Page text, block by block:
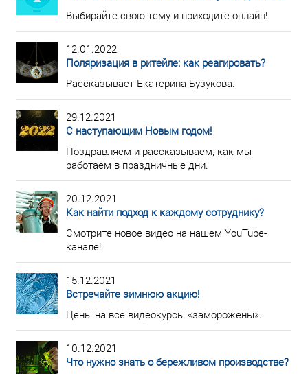
Выбирайте свою тему и приходите онлайн!
12.01.2022
Поляризация в ритейле: как реагировать?
Рассказывает Екатерина Бузукова.
29.12.2021
С наступающим Новым годом!
Поздравляем и рассказываем, как мы
работаем в праздничные дни.
20.12.2021
Как найти подход к каждому сотруднику?
Смотрите новое видео на нашем YouTube-
канале!
15.12.2021
Встречайте зимнюю акцию!
Цены на все видеокурсы «заморожены».
10.12.2021
Что нужно знать о бережливом производстве?